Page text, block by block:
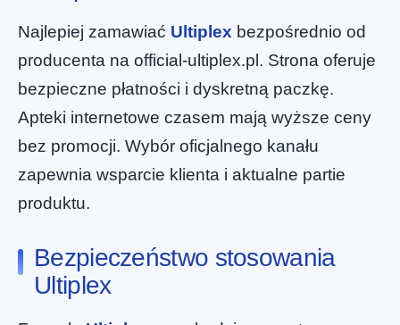
Najlepiej zamawiać Ultiplex bezpośrednio od
producenta na official-ultiplex.pl. Strona oferuje
bezpieczne płatności i dyskretną paczkę.
Apteki internetowe czasem mają wyższe ceny
bez promocji. Wybór oficjalnego kanału
zapewnia wsparcie klienta i aktualne partie
produktu.
Bezpieczeństwo stosowania
Ultiplex